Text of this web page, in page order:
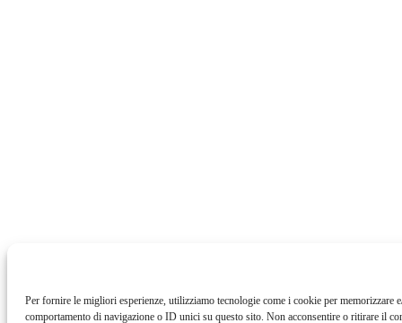
Per fornire le migliori esperienze, utilizziamo tecnologie come i cookie per
comportamento di navigazione o ID unici su questo sito. Non acconsentire o ritirare il